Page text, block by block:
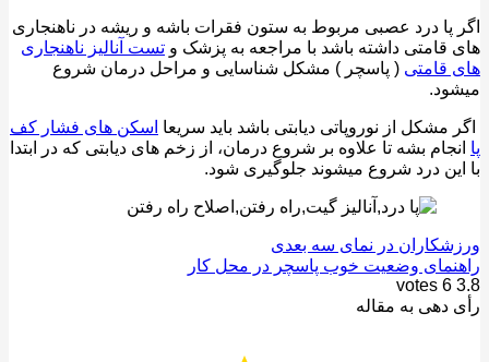
پا درد عصبی مربوط به ستون فقرات باشه و ریشه در ناهنجاری
قامتی داشته باشد با مراجعه به پزشک وتست آنالیز ناهنجاری
قامتی( پاسچر ) مشکل شناسایی و مراحل درمان شروع
از نوروپاتی دیابتی باشد باید سریعااسکن های فشار کف
بشه تا علاوه بر شروع درمان، از زخم های دیابتی که در ابتدا
درد شروع میشوند جلوگیری شود.
در نمای سه بعدی
وضعیت خوب پاسچر در محل کار
6
votes
دهی به مقاله